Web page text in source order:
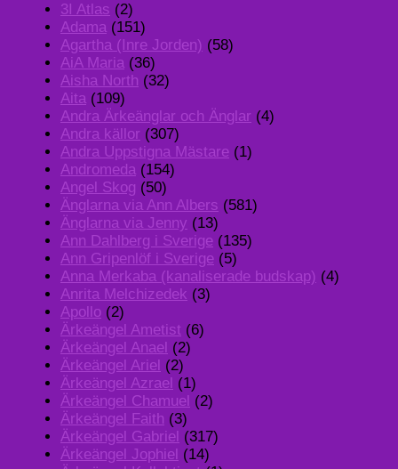
3I Atlas (2)
Adama (151)
Agartha (Inre Jorden) (58)
AiA Maria (36)
Aisha North (32)
Aita (109)
Andra Ärkeänglar och Änglar (4)
Andra källor (307)
Andra Uppstigna Mästare (1)
Andromeda (154)
Angel Skog (50)
Änglarna via Ann Albers (581)
Änglarna via Jenny (13)
Ann Dahlberg i Sverige (135)
Ann Gripenlöf i Sverige (5)
Anna Merkaba (kanaliserade budskap) (4)
Anrita Melchizedek (3)
Apollo (2)
Ärkeängel Ametist (6)
Ärkeängel Anael (2)
Ärkeängel Ariel (2)
Ärkeängel Azrael (1)
Ärkeängel Chamuel (2)
Ärkeängel Faith (3)
Ärkeängel Gabriel (317)
Ärkeängel Jophiel (14)